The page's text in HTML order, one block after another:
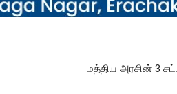
மத்திய அரசின் 3